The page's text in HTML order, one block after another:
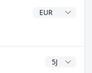
CAGR Jahre